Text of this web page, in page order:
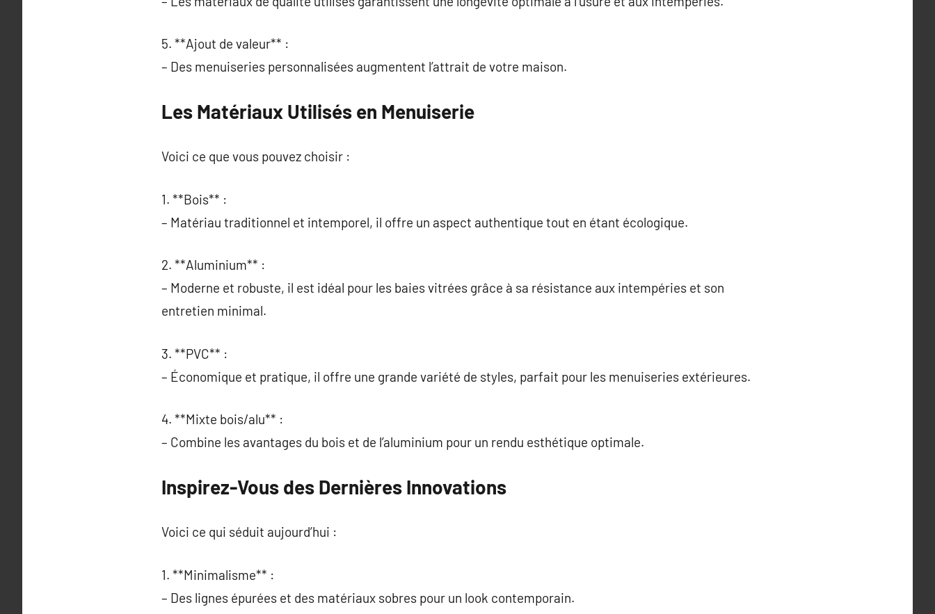
5. **Ajout de valeur** :
– Des menuiseries personnalisées augmentent l’attrait de votre maison.
Les Matériaux Utilisés en Menuiserie
Voici ce que vous pouvez choisir :
1. **Bois** :
– Matériau traditionnel et intemporel, il offre un aspect authentique tout en étant écologique.
2. **Aluminium** :
– Moderne et robuste, il est idéal pour les baies vitrées grâce à sa résistance aux intempéries et son
entretien minimal.
3. **PVC** :
– Économique et pratique, il offre une grande variété de styles, parfait pour les menuiseries extérieures.
4. **Mixte bois/alu** :
– Combine les avantages du bois et de l’aluminium pour un rendu esthétique optimale.
Inspirez-Vous des Dernières Innovations
Voici ce qui séduit aujourd’hui :
1. **Minimalisme** :
– Des lignes épurées et des matériaux sobres pour un look contemporain.